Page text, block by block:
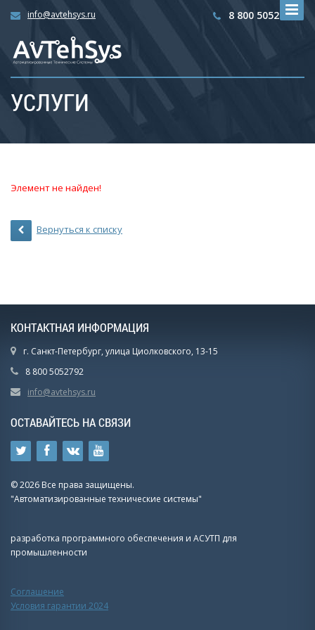
8 800 5052792
info@avtehsys.ru
УСЛУГИ
Элемент не найден!
Вернуться к списку
КОНТАКТНАЯ ИНФОРМАЦИЯ
г. Санкт-Петербург, улица Циолковского, 13-15
8 800 5052792
info@avtehsys.ru
ОСТАВАЙТЕСЬ НА СВЯЗИ
© 2026 Все права защищены.
"Автоматизированные технические системы"
разработка программного обеспечения и АСУТП для
промышленности
Соглашение
Условия гарантии 2024